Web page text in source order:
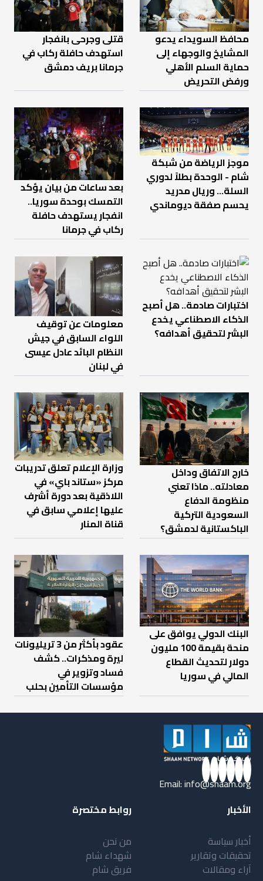
محافظ السويداء يدعو
المشايخ والوجهاء إلى
حماية السلم الأهلي
ورفض التحريض
قتلى وجرحى بانفجار
استهدف حافلة ركاب في
جرمانا بريف دمشق
موجز الرياضة من شبكة
شام - الوحدة بطلاً لدوري
السلة... وريال مدريد
يحسم صفقة ديوماندي
بعد ساعات من بيان يؤكد
التمسك بوحدة سوريا..
انفجار يستهدف حافلة
ركاب في جرمانا
اختبارات صادمة.. هل أصبح
الذكاء الاصطناعي يخدع
البشر لتحقيق أهدافه؟
معلومات عن توقيف
اللواء السابق في جيش
النظام البائد عادل عيسى
في لبنان
خارج الاتفاق وداخل
معادلته.. ماذا تعني
منظومة الدفاع
السعودية التركية
الباكستانية لدمشق؟
وزارة الإعلام تعلق تدريبات
مركز «ستاند باي» في
اللاذقية بعد دورة أشرف
عليها إعلامي سابق في
قناة المنار
البنك الدولي يوافق على
منحة بقيمة 100 مليون
دولار لتحديث القطاع
المالي في سوريا
عقود بأكثر من 3 تريليونات
ليرة ومذكرات.. كشف
فساد وتزوير في
مؤسسات التأمين بحلب
Email:info@shaam.org
الأخبار
أخبار سياسة
تحقيقات وتقارير
آراء ومقالات
روابط مختصرة
من نحن
شهداء شام
فريق شام